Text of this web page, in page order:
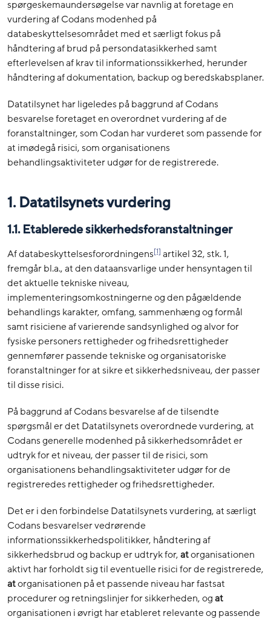
spørgeskemaundersøgelse var navnlig at foretage en
vurdering af Codans modenhed på
databeskyttelsesområdet med et særligt fokus på
håndtering af brud på persondatasikkerhed samt
efterlevelsen af krav til informationssikkerhed, herunder
håndtering af dokumentation, backup og beredskabsplaner.
Datatilsynet har ligeledes på baggrund af Codans
besvarelse foretaget en overordnet vurdering af de
foranstaltninger, som Codan har vurderet som passende for
at imødegå risici, som organisationens
behandlingsaktiviteter udgør for de registrerede.
1. Datatilsynets vurdering
1.1. Etablerede sikkerhedsforanstaltninger
Af databeskyttelsesforordningens[1] artikel 32, stk. 1,
fremgår bl.a., at den dataansvarlige under hensyntagen til
det aktuelle tekniske niveau,
implementeringsomkostningerne og den pågældende
behandlings karakter, omfang, sammenhæng og formål
samt risiciene af varierende sandsynlighed og alvor for
fysiske personers rettigheder og frihedsrettigheder
gennemfører passende tekniske og organisatoriske
foranstaltninger for at sikre et sikkerhedsniveau, der passer
til disse risici.
På baggrund af Codans besvarelse af de tilsendte
spørgsmål er det Datatilsynets overordnede vurdering, at
Codans generelle modenhed på sikkerhedsområdet er
udtryk for et niveau, der passer til de risici, som
organisationens behandlingsaktiviteter udgør for de
registreredes rettigheder og frihedsrettigheder.
Det er i den forbindelse Datatilsynets vurdering, at særligt
Codans besvarelser vedrørende
informationssikkerhedspolitikker, håndtering af
sikkerhedsbrud og backup er udtryk for,atorganisationen
aktivt har forholdt sig til eventuelle risici for de registrerede,
atorganisationen på et passende niveau har fastsat
procedurer og retningslinjer for sikkerheden, ogat
organisationen i øvrigt har etableret relevante og passende